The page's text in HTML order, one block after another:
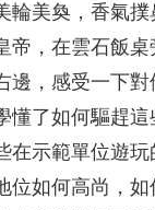
輪美奐，香氣
帝，在雲石飯
邊，感受一下
懂了如何驅趕
在示範單位遊
如何高尚，如